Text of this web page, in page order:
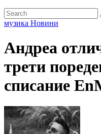
музика Новини
Андреа
трети
списание